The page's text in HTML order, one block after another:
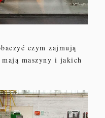
czym zajmują
maszyny i jakich